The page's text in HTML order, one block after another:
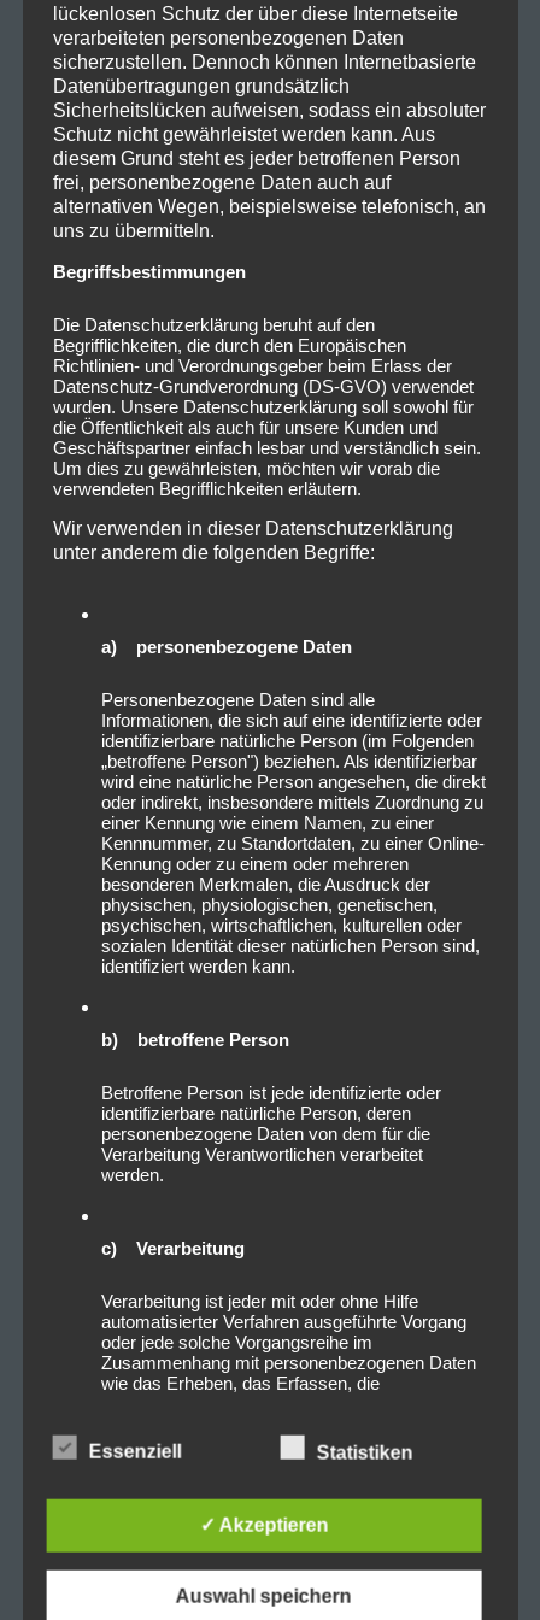
lückenlosen Schutz der über diese Internetseite
verarbeiteten personenbezogenen Daten
sicherzustellen. Dennoch können Internetbasierte
Datenübertragungen grundsätzlich
Sicherheitslücken aufweisen, sodass ein absoluter
Schutz nicht gewährleistet werden kann. Aus
diesem Grund steht es jeder betroffenen Person
frei, personenbezogene Daten auch auf
alternativen Wegen, beispielsweise telefonisch, an
uns zu übermitteln.
Begriffsbestimmungen
Die Datenschutzerklärung beruht auf den
Begrifflichkeiten, die durch den Europäischen
Richtlinien- und Verordnungsgeber beim Erlass der
Datenschutz-Grundverordnung (DS-GVO) verwendet
wurden. Unsere Datenschutzerklärung soll sowohl für
die Öffentlichkeit als auch für unsere Kunden und
Geschäftspartner einfach lesbar und verständlich sein.
Um dies zu gewährleisten, möchten wir vorab die
verwendeten Begrifflichkeiten erläutern.
Wir verwenden in dieser Datenschutzerklärung
unter anderem die folgenden Begriffe:
a) personenbezogene Daten
Personenbezogene Daten sind alle
Informationen, die sich auf eine identifizierte oder
identifizierbare natürliche Person (im Folgenden
„betroffene Person") beziehen. Als identifizierbar
wird eine natürliche Person angesehen, die direkt
oder indirekt, insbesondere mittels Zuordnung zu
einer Kennung wie einem Namen, zu einer
Kennnummer, zu Standortdaten, zu einer Online-
Kennung oder zu einem oder mehreren
besonderen Merkmalen, die Ausdruck der
physischen, physiologischen, genetischen,
psychischen, wirtschaftlichen, kulturellen oder
sozialen Identität dieser natürlichen Person sind,
identifiziert werden kann.
b) betroffene Person
Betroffene Person ist jede identifizierte oder
identifizierbare natürliche Person, deren
personenbezogene Daten von dem für die
Verarbeitung Verantwortlichen verarbeitet
werden.
c) Verarbeitung
Verarbeitung ist jeder mit oder ohne Hilfe
automatisierter Verfahren ausgeführte Vorgang
oder jede solche Vorgangsreihe im
Zusammenhang mit personenbezogenen Daten
wie das Erheben, das Erfassen, die
das Abfragen, die Verwendung, die Offenlegung
durch Übermittlung, Verbreitung oder eine andere
Verknüpfung, die Einschränkung, das Löschen
oder die Vernichtung.
d) Einschränkung der Verarbeitung
Essenziell Statistiken
✓ Akzeptieren
Auswahl speichern